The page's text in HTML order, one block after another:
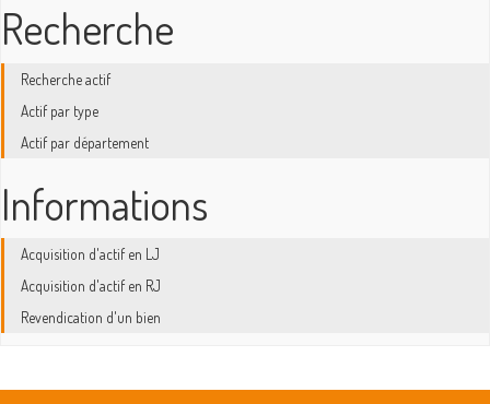
Recherche
Recherche actif
Actif par type
Actif par département
Informations
Acquisition d'actif en LJ
Acquisition d'actif en RJ
Revendication d'un bien